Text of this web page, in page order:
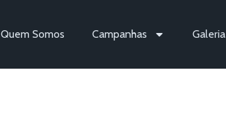
Quem Somos Campanhas Galeria